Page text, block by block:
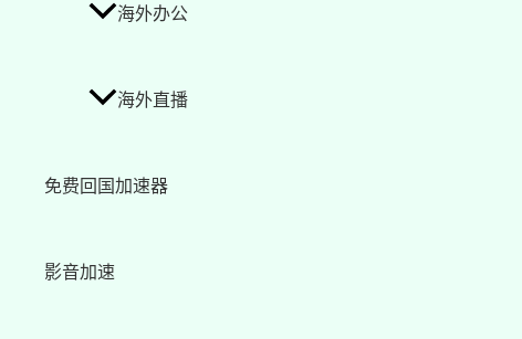
海外办公
海外直播
免费回国加速器
影音加速